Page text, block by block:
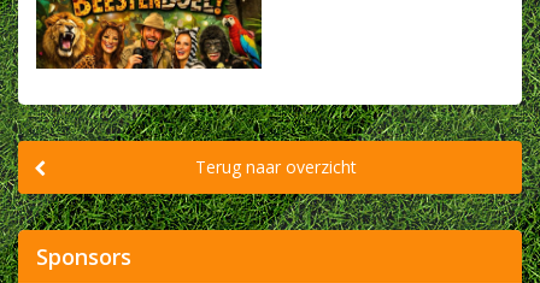
Terug naar overzicht
Sponsors